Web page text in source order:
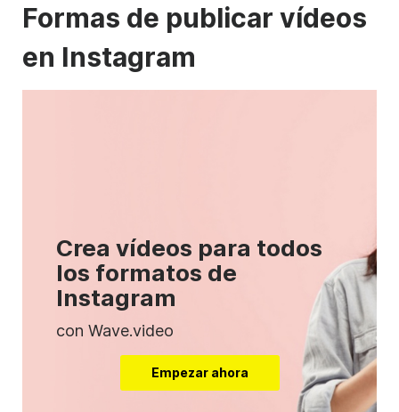
Formas de publicar vídeos
en Instagram
Crea vídeos para todos
los formatos de
Instagram
con Wave.video
Empezar ahora